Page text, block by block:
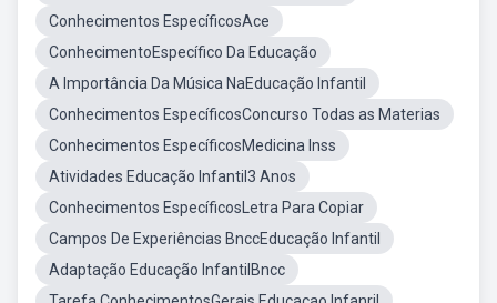
Conhecimentos EspecíficosAce
ConhecimentoEspecífico Da Educação
A Importância Da Música NaEducação Infantil
Conhecimentos EspecíficosConcurso Todas as Materias
Conhecimentos EspecíficosMedicina Inss
Atividades Educação Infantil3 Anos
Conhecimentos EspecíficosLetra Para Copiar
Campos De Experiências BnccEducação Infantil
Adaptação Educação InfantilBncc